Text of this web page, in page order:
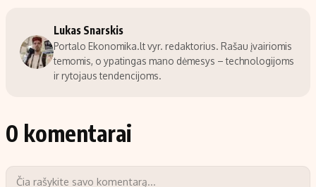
Lukas Snarskis
Portalo Ekonomika.lt vyr. redaktorius. Rašau įvairiomis
temomis, o ypatingas mano dėmesys – technologijoms
ir rytojaus tendencijoms.
0 komentarai